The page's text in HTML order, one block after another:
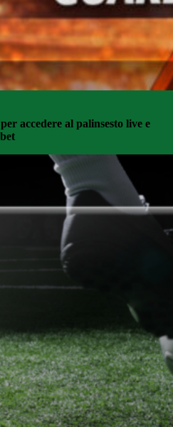
accedere al palinsesto live e